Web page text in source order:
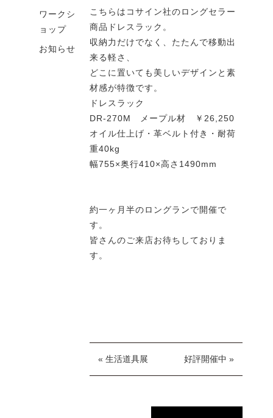
こちらはコサイン社のロングセラー
商品ドレスラック。
収納力だけでなく、たたんで移動出
来る軽さ、
どこに置いても美しいデザインと素
材感が特徴です。
ドレスラック
DR-270M メープル材 ￥26,250
オイル仕上げ・革ベルト付き・耐荷
重40kg
幅755×奥行410×高さ1490mm
約一ヶ月半のロングランで開催で
す。
皆さんのご来店お待ちしておりま
す。
« 生活道具展 好評開催中 »
ワークシ
ョップ
お知らせ